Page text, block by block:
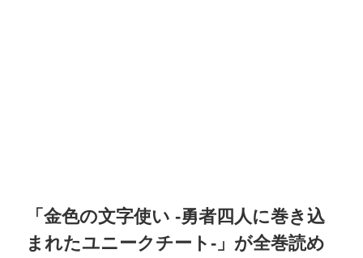
「金色の文字使い -勇者四人に巻き込
まれたユニークチート-」が全巻読め